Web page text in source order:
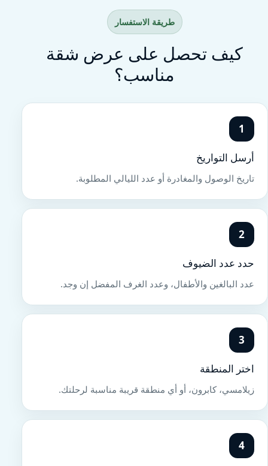
طريقة الاستفسار
كيف تحصل على عرض شقة
مناسب؟
1
أرسل التواريخ
تاريخ الوصول والمغادرة أو عدد الليالي المطلوبة.
2
حدد عدد الضيوف
عدد البالغين والأطفال، وعدد الغرف المفضل إن وجد.
3
اختر المنطقة
زيلامسي، كابرون، أو أي منطقة قريبة مناسبة لرحلتك.
4